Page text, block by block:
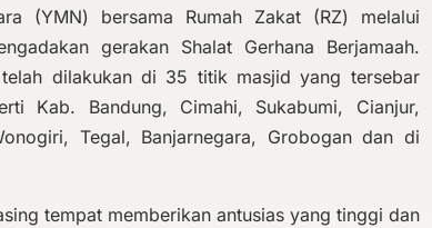
(YMN) bersama Rumah Zakat (RZ) melalui
gerakan Shalat Gerhana Berjamaah.
telah dilakukan di 35 titik masjid yang tersebar
Kab. Bandung, Cimahi, Sukabumi, Cianjur,
Tegal, Banjarnegara, Grobogan dan di
tempat memberikan antusias yang tinggi dan